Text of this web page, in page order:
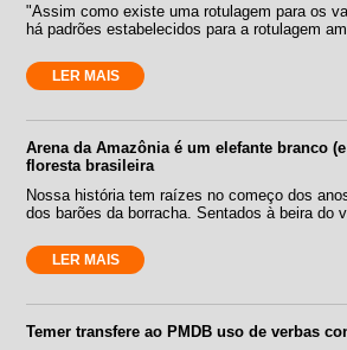
"Assim como existe uma rotulagem para os
há padrões estabelecidos para a rotulagem
LER MAIS
Arena da Amazônia é um elefante branco
floresta brasileira
Nossa história tem raízes no começo dos
dos barões da borracha. Sentados à beira do
LER MAIS
Temer transfere ao PMDB uso de verbas